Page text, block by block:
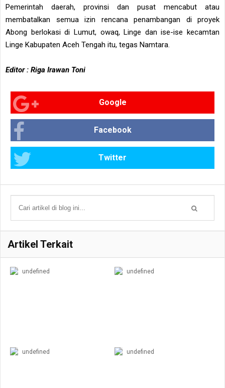
Pemerintah daerah, provinsi dan pusat mencabut atau
membatalkan semua izin rencana penambangan di proyek
Abong berlokasi di Lumut, owaq, Linge dan ise-ise kecamtan
Linge Kabupaten Aceh Tengah itu, tegas Namtara.
Editor : Riga Irawan Toni
Google
Facebook
Twitter
Artikel Terkait
undefined undefined
undefined undefined